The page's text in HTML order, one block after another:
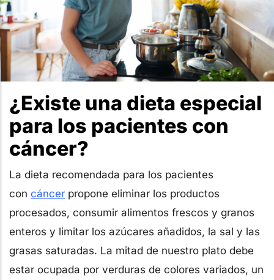
¿Existe una dieta especial
para los pacientes con
cáncer?
La dieta recomendada para los pacientes
con cáncer propone eliminar los productos
procesados, consumir alimentos frescos y granos
enteros y limitar los azúcares añadidos, la sal y las
grasas saturadas. La mitad de nuestro plato debe
estar ocupada por verduras de colores variados, un